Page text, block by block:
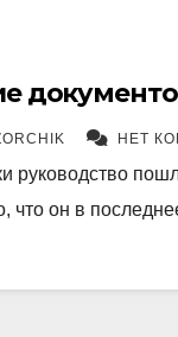
НЕТ
руководство
что он в